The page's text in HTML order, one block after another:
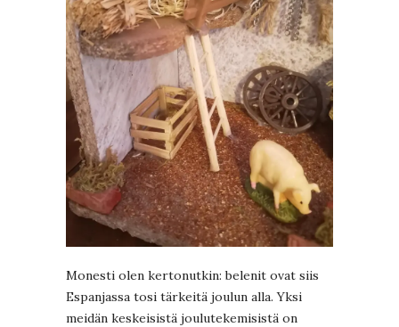
Monesti olen kertonutkin: belenit ovat siis
Espanjassa tosi tärkeitä joulun alla. Yksi
meidän keskeisistä joulutekemisistä on